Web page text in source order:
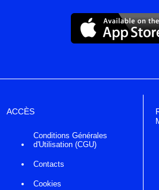
ACCÈS
Conditions Générales
d'Utilisation (CGU)
Contacts
Cookies